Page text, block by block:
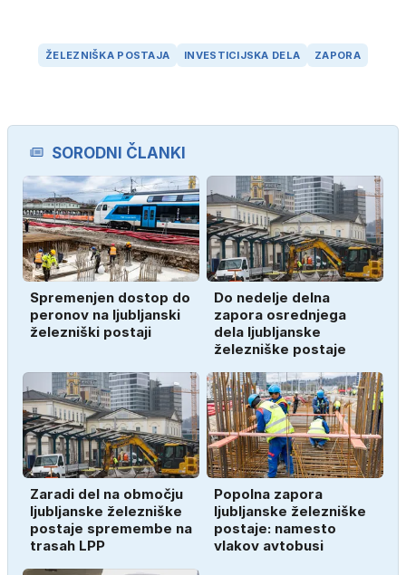
ŽELEZNIŠKA POSTAJA INVESTICIJSKA DELA ZAPORA
SORODNI ČLANKI
Spremenjen dostop do
peronov na ljubljanski
železniški postaji
Do nedelje delna
zapora osrednjega
dela ljubljanske
železniške postaje
Zaradi del na območju
ljubljanske železniške
postaje spremembe na
trasah LPP
Popolna zapora
ljubljanske železniške
postaje: namesto
vlakov avtobusi